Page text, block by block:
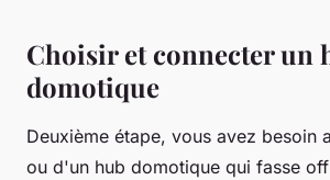
Choisir et connecter un
domotique
Deuxième étape, vous avez besoin
ou d'un hub domotique qui fasse